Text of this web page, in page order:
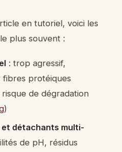
en tutoriel, voici les
plus souvent :
: trop agressif,
fibres protéiques
de dégradation
)
et détachants multi-
de pH, résidus